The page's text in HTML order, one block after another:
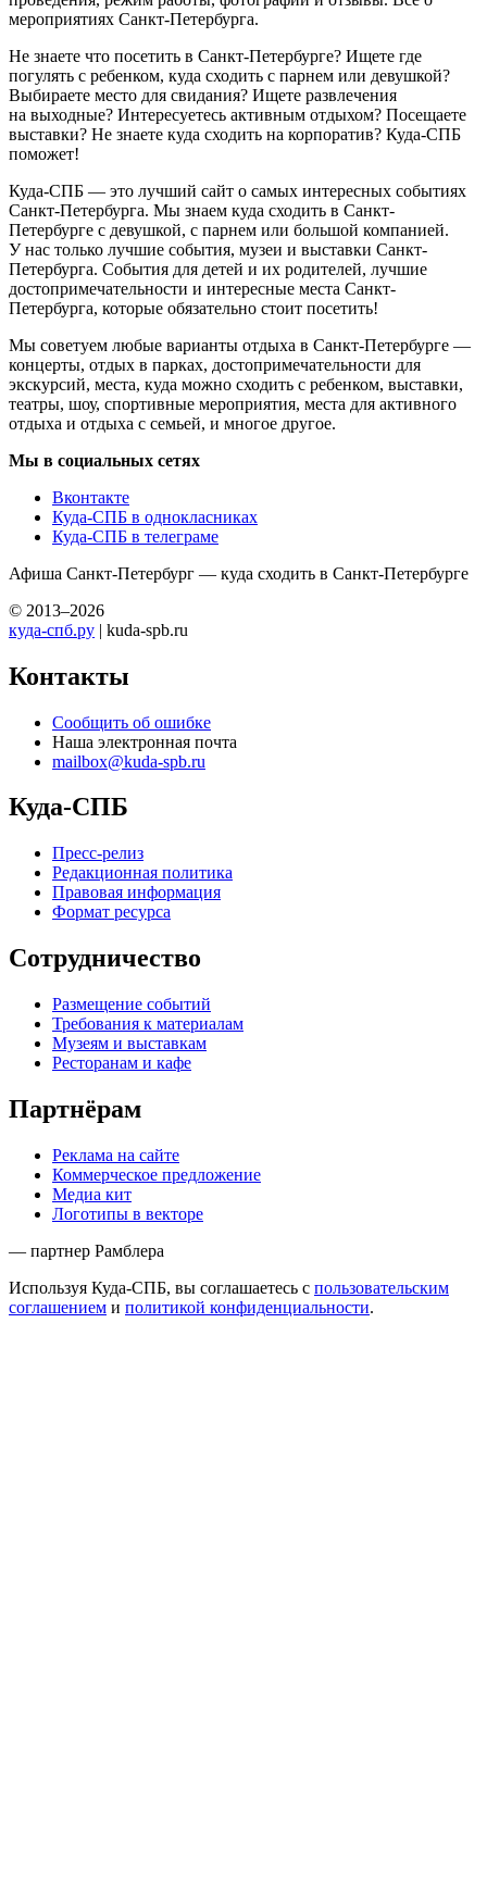
мероприятиях Санкт-Петербурга.
Не знаете что посетить в Санкт-Петербурге? Ищете где
погулять с ребенком, куда сходить с парнем или девушкой?
Выбираете место для свидания? Ищете развлечения
на выходные? Интересуетесь активным отдыхом? Посещаете
выставки? Не знаете куда сходить на корпоратив? Куда-СПБ
поможет!
Куда-СПБ — это лучший сайт о самых интересных событиях
Санкт-Петербурга. Мы знаем куда сходить в Санкт-
Петербурге с девушкой, с парнем или большой компанией.
У нас только лучшие события, музеи и выставки Санкт-
Петербурга. События для детей и их родителей, лучшие
достопримечательности и интересные места Санкт-
Петербурга, которые обязательно стоит посетить!
Мы советуем любые варианты отдыха в Санкт-Петербурге —
концерты, отдых в парках, достопримечательности для
экскурсий, места, куда можно сходить с ребенком, выставки,
театры, шоу, спортивные мероприятия, места для активного
отдыха и отдыха с семьей, и многое другое.
Мы в социальных сетях
Вконтакте
Куда-СПБ в однокласниках
Куда-СПБ в телеграме
Афиша Санкт-Петербург — куда сходить в Санкт-Петербурге
© 2013–2026
куда-спб.ру | kuda-spb.ru
Контакты
Сообщить об ошибке
Наша электронная почта
mailbox@kuda-spb.ru
Куда-СПБ
Пресс-релиз
Редакционная политика
Правовая информация
Формат ресурса
Сотрудничество
Размещение событий
Требования к материалам
Музеям и выставкам
Ресторанам и кафе
Партнёрам
Реклама на сайте
Коммерческое предложение
Медиа кит
Логотипы в векторе
— партнер Рамблера
Используя Куда-СПБ, вы соглашаетесь с пользовательским
соглашением и политикой конфиденциальности.